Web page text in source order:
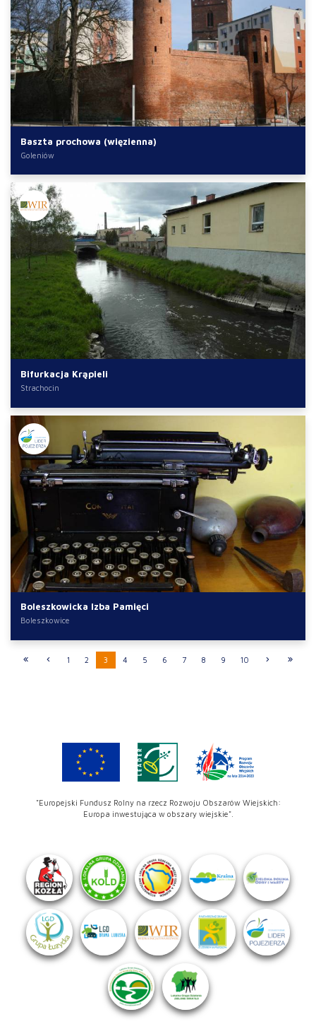
Baszta prochowa (więzienna)
Goleniów
Bifurkacja Krąpieli
Strachocin
Boleszkowicka Izba Pamięci
Boleszkowice
1 2 3 4 5 6 7 8 9 10
"Europejski Fundusz Rolny na rzecz Rozwoju Obszarów Wiejskich:
Europa inwestująca w obszary wiejskie".